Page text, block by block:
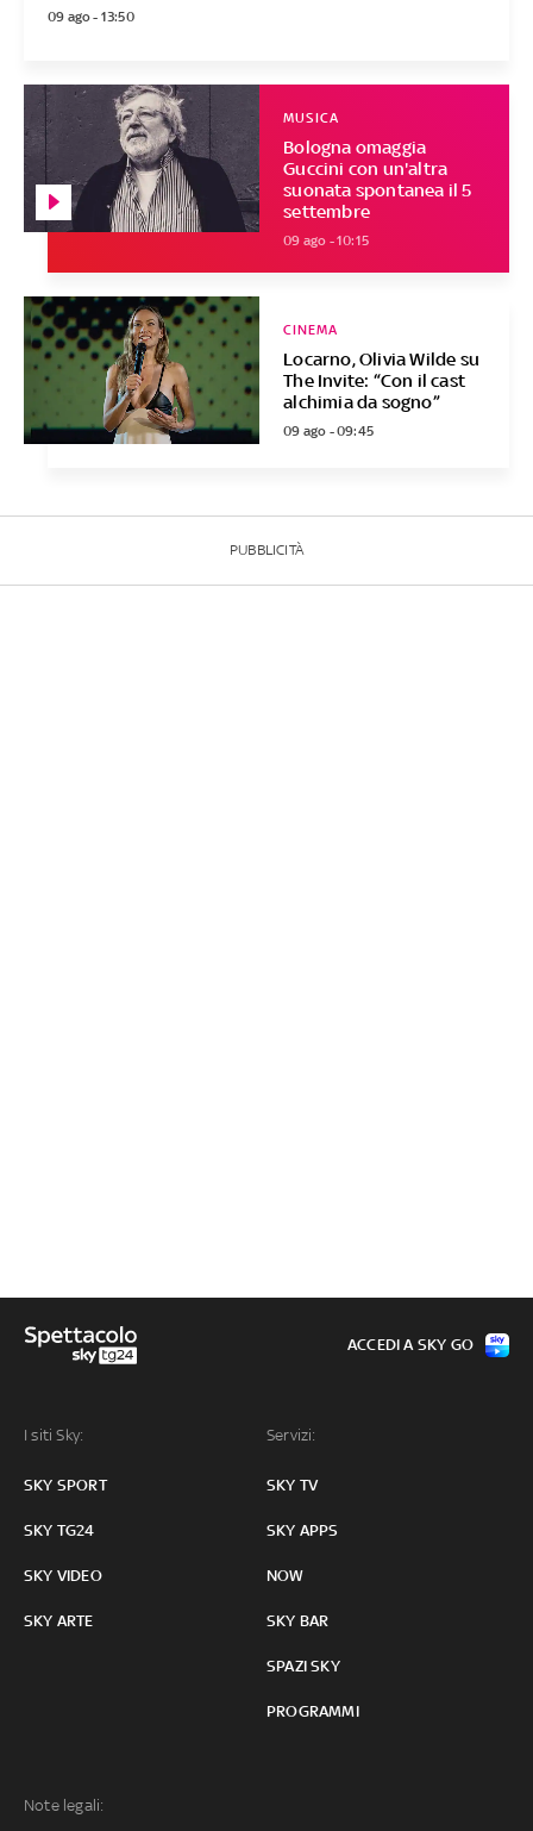
09 ago - 13:50
Bologna omaggia
Guccini con un'altra
suonata spontanea il 5
settembre
MUSICA
09 ago - 10:15
Locarno, Olivia Wilde su
The Invite: “Con il cast
alchimia da sogno”
CINEMA
09 ago - 09:45
PUBBLICITÀ
I siti Sky:
SKY SPORT
SKY TG24
SKY VIDEO
SKY ARTE
Servizi:
SKY TV
SKY APPS
NOW
SKY BAR
SPAZI SKY
PROGRAMMI
Note legali:
ACCEDI A SKY GO